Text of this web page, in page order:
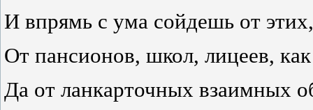
И впрямь с ума сойдешь от
От пансионов, школ, лицеев,
Да от ланкарточных взаимных